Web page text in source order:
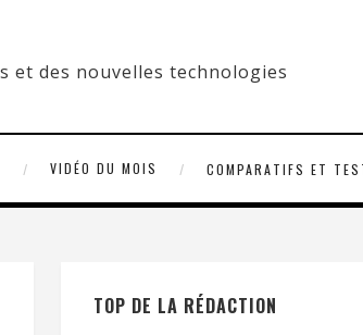
VIDÉO DU MOIS COMPARATIFS ET
TOP DE LA RÉDACTION